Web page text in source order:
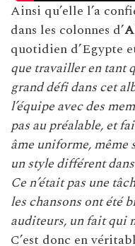
Ainsi qu’elle l’a
dans les colonnes d’
quotidien d’Egypte
que travailler en tant
grand défi dans cet
l’équipe avec des
pas au préalable, et
âme uniforme, même
un style différent
Ce n’était pas une
les chansons ont été
auditeurs, un fait qui
C’est donc en